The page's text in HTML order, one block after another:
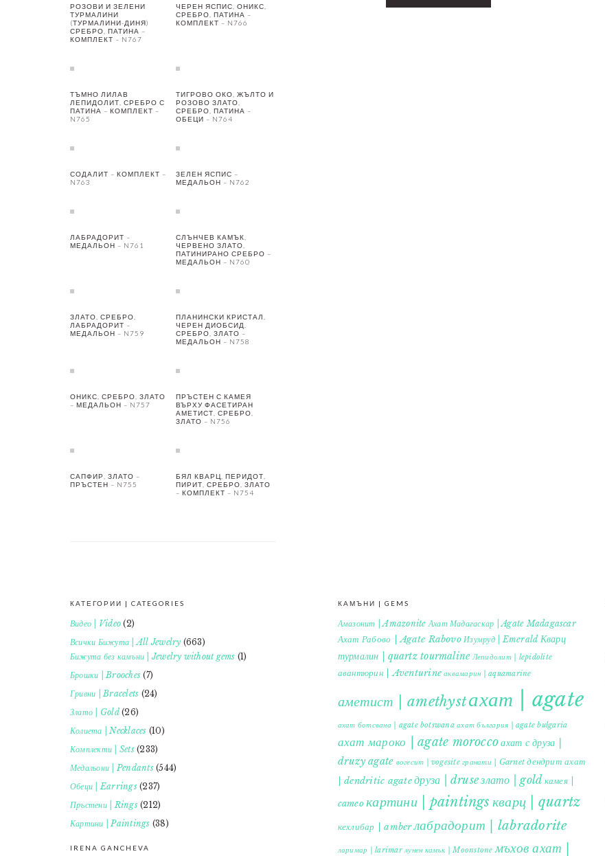
РОЗОВИ И ЗЕЛЕНИ
ТУРМАЛИНИ
(ТУРМАЛИНИ-ДИНЯ)
СРЕБРО, ПАТИНА –
КОМПЛЕКТ – N767
ЧЕРЕН ЯСПИС, ОНИКС,
СРЕБРО, ПАТИНА –
КОМПЛЕКТ – N766
ТЪМНО ЛИЛАВ
ЛЕПИДОЛИТ, СРЕБРО С
ПАТИНА – КОМПЛЕКТ –
N765
ТИГРОВО ОКО, ЖЪЛТО И
РОЗОВО ЗЛАТО,
СРЕБРО, ПАТИНА –
ОБЕЦИ – N764
СОДАЛИТ – КОМПЛЕКТ –
N763
ЗЕЛЕН ЯСПИС –
МЕДАЛЬОН – N762
ЛАБРАДОРИТ –
МЕДАЛЬОН – N761
СЛЪНЧЕВ КАМЪК,
ЧЕРВЕНО ЗЛАТО,
ПАТИНИРАНО СРЕБРО –
МЕДАЛЬОН – N760
ЗЛАТО, СРЕБРО,
ЛАБРАДОРИТ –
МЕДАЛЬОН – N759
ПЛАНИНСКИ КРИСТАЛ,
ЧЕРЕН ДИОБСИД,
СРЕБРО, ЗЛАТО –
МЕДАЛЬОН – N758
ОНИКС, СРЕБРО, ЗЛАТО
– МЕДАЛЬОН – N757
ПРЪСТЕН С КАМЕЯ
ВЪРХУ ФАСЕТИРАН
АМЕТИСТ, СРЕБРО,
ЗЛАТО – N756
САПФИР, ЗЛАТО –
ПРЪСТЕН – N755
БЯЛ КВАРЦ, ПЕРИДОТ,
ПИРИТ, СРЕБРО, ЗЛАТО
– КОМПЛЕКТ – N754
КАТЕГОРИИ | CATEGORIES
Видео | Video (2)
Всички Бижута | All Jewelry (663)
Бижута без камъни | Jewelry without gems (1)
Брошки | Brooches (7)
Гривни | Bracelets (24)
Злато | Gold(26)
Колиета | Necklaces (10)
Комплекти | Sets(233)
Медальони | Pendants(544)
Обеци | Earrings(237)
Пръстени | Rings(212)
Картини | Paintings (38)
IRENA GANCHEVA
КАМЪНИ | GEMS
Амазонит | Amazonite Ахат Мадагаскар | Agate Madagascar
Ахат Рабово | Agate Rabovo Изумруд | Emerald Кварц
турмалин | quartz tourmaline Лепидолит | lepidolite
авантюрин | Aventurine аквамарин | aquamarine
аметист | amethystахат | agate
ахат ботсвана | agate botswana ахат българия | agate bulgaria
ахат мароко | agate moroccoахат с друза |
druzy agate вогесит | vogesite гранати | Garnet дендрит ахат
| dendritic agateдруза | druseзлато | gold камея |
cameo картини | paintings кварц | quartz
кехлибар | amberлабрадорит | labradorite
ларимар | larimar лунен камък | Moonstone мъхов ахат |